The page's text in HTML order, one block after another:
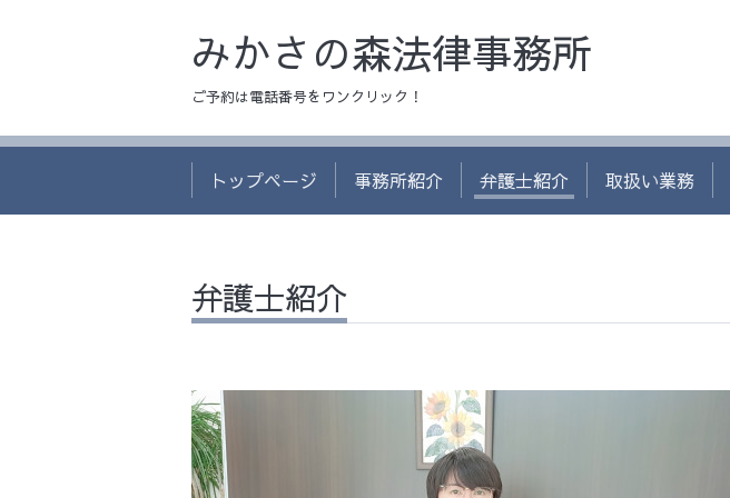
みかさの森法律事務所
ご予約は電話番号をワンクリック！
トップページ 事務所紹介 弁護士紹介 取扱い業務
弁護士紹介